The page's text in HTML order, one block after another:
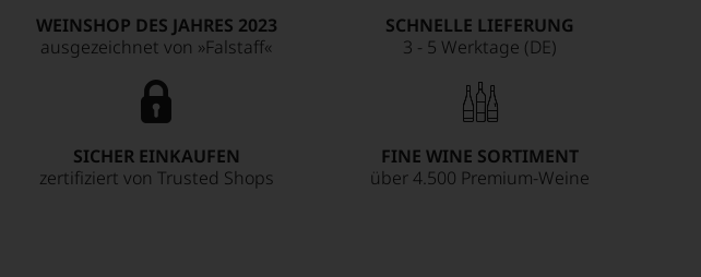
WEINSHOP DES JAHRES 2023
ausgezeichnet von »Falstaff«
SCHNELLE LIEFERUNG
3 - 5 Werktage (DE)
SICHER EINKAUFEN
zertifiziert von Trusted Shops
FINE WINE SORTIMENT
über 4.500 Premium-Weine